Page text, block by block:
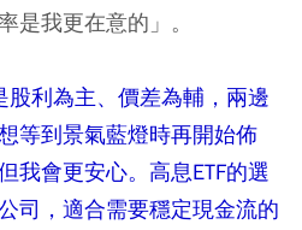
是我更在意的」。
股利為主、價差為輔，兩邊
等到景氣藍燈時再開始佈
我會更安心。高息ETF的選
司，適合需要穩定現金流的